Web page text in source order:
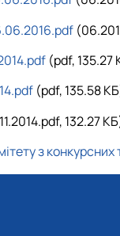
(pdf, 135.27
(pdf, 135.58
132.27
з